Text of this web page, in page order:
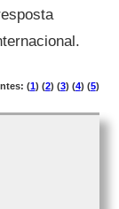
(1) (2) (3) (4) (5)